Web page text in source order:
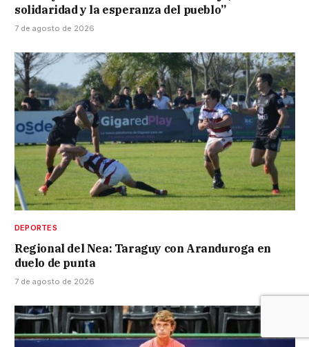
solidaridad y la esperanza del pueblo”
7 de agosto de 2026
DEPORTES
Regional del Nea: Taraguy con Aranduroga en
duelo de punta
7 de agosto de 2026